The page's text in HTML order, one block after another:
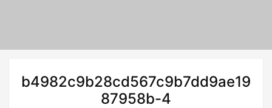
b4982c9b28cd567c9b7dd9ae19
87958b-4